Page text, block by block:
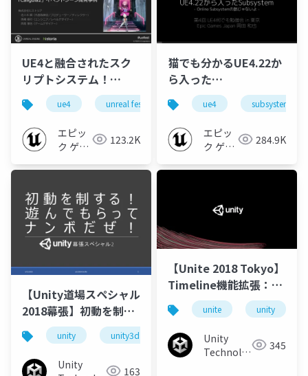
UE4と融合されたスク
リプトシステム！
「Caligula2」イベント
シーン開発事例
【UNREAL FEST
EXTREME 2021
WINTER】
ue4 unreal fest unreal fest extreme 2021 winter
エピッ
ク ゲー
ャパン
123.2K
猫でも分かるUE4.22か
ら入った
Subsystem【第4回
UE4何でも勉強会 in 東
京 2020】
ue4 subsystem
エピッ
ク ゲー
ャパン
284.9K
【Unity道場スペシャル
2018幕張】初動を制す
る！遊んでもらってナ
ンボだぜ！
unity unity3d unity道場
Unity
163
【Unite 2018 Tokyo】
Timeline機能拡張：カ
ットシーンにとどまら
ない新たな使い方
unite unity
Unity
Technologies 345